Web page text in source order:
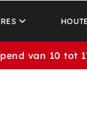
van 10 tot